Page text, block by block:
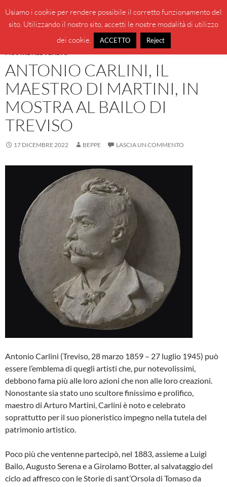
contenuto
BeppeBlog
MENU
MOSTRE NEL VENETO
ANTONIO CARLINI, IL
MAESTRO DI MARTINI, IN
MOSTRA AL BAILO DI
TREVISO
17 DICEMBRE 2022 BEPPE LASCIA UN COMMENTO
Antonio Carlini (Treviso, 28 marzo 1859 – 27 luglio 1945) può
essere l’emblema di quegli artisti che, pur notevolissimi,
debbono fama più alle loro azioni che non alle loro creazioni.
Nonostante sia stato uno scultore finissimo e prolifico,
maestro di Arturo Martini, Carlini è noto e celebrato
soprattutto per il suo pioneristico impegno nella tutela del
patrimonio artistico.
Poco più che ventenne partecipò, nel 1883, assieme a Luigi
Bailo, Augusto Serena e a Girolamo Botter, al salvataggio del
ciclo ad affresco con le Storie di sant’Orsola di Tomaso da
Usiamo i cookie per rendere possibile il corretto funzionamento del
sito. Utilizzando il nostro sito, accetti le nostre modalità di utilizzo
dei cookie.
ACCETTO Reject